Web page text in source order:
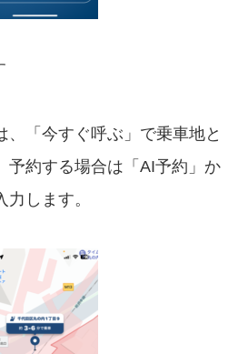
、「今すぐ呼ぶ」で乗車地と
予約する場合は「AI予約」か
します。